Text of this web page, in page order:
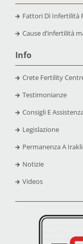
Fattori Dì Infertilità
Cause d’infertilità
Info
Crete Fertility
Testimonianze
Consigli E
Legislazione
Permanenza A
Notizie
Videos